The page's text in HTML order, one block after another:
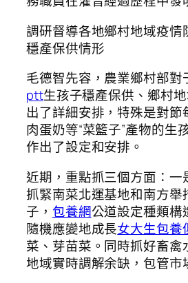
調研督導各地鄉村地域疫情
穩產保供情形
毛德智先容，農業鄉村部對
ptt生孩子穩產保供、鄉村
出了詳細安排，特殊是對節
肉蛋奶等“菜籃子”產物的生
作出了設定和安排。
近期，重點抓三個方面：一
抓緊南菜北運基地和南方舉
子， 包養網公道設定種類構
隨機應變地成長女大生包養
菜、芽苗菜。同時抓好畜禽
地域實時調解余缺，包管市